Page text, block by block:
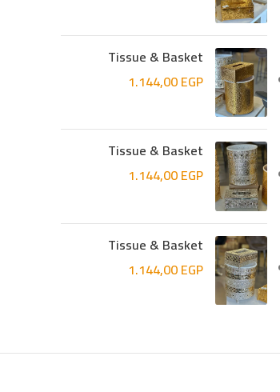
Tissue & Basket
1.144,00EGP
Tissue & Basket
1.144,00EGP
Tissue & Basket
1.144,00EGP